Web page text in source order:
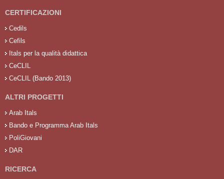
CERTIFICAZIONI
Cedils
Cefils
Itals per la qualità didattica
CeCLIL
CeCLIL (Bando 2013)
ALTRI PROGETTI
Arab Itals
Bando e Programma Arab Itals
PoliGiovani
DAR
RICERCA